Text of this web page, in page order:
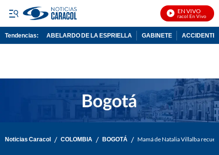
EN VIVO
Noticias Caracol En Vivo
Tendencias: ABELARDO DE LA ESPRIELLA GABINETE ACCIDENTE
Noticias Caracol / COLOMBIA / BOGOTÁ / Mamá de Natalia Villalba